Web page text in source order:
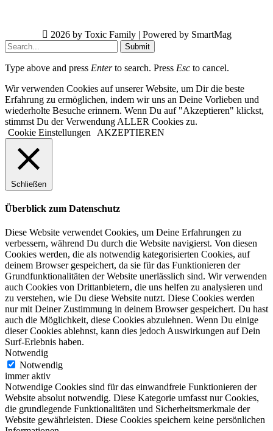
2026 by Toxic Family | Powered by SmartMag
Submit
Type above and press Enterto search. Press Esc to cancel.
Wir verwenden Cookies auf unserer Website, um Dir die beste
Erfahrung zu ermöglichen, indem wir uns an Deine Vorlieben und
wiederholte Besuche erinnern. Wenn Du auf "Akzeptieren" klickst,
stimmst Du der Verwendung ALLER Cookies zu.
Cookie Einstellungen
AKZEPTIEREN
Schließen
Überblick zum Datenschutz
Diese Website verwendet Cookies, um Deine Erfahrungen zu
verbessern, während Du durch die Website navigierst. Von diesen
Cookies werden, die als notwendig kategorisierten Cookies, auf
deinem Browser gespeichert, da sie für das Funktionieren der
Grundfunktionalitäten der Website unerlässlich sind. Wir verwenden
auch Cookies von Drittanbietern, die uns helfen zu analysieren und
zu verstehen, wie Du diese Website nutzt. Diese Cookies werden
nur mit Deiner Zustimmung in deinem Browser gespeichert. Du hast
auch die Möglichkeit, diese Cookies abzulehnen. Wenn Du einige
dieser Cookies ablehnst, kann dies jedoch Auswirkungen auf Dein
Surf-Erlebnis haben.
Notwendig
Notwendig
immer aktiv
Notwendige Cookies sind für das einwandfreie Funktionieren der
Website absolut notwendig. Diese Kategorie umfasst nur Cookies,
die grundlegende Funktionalitäten und Sicherheitsmerkmale der
Website gewährleisten. Diese Cookies speichern keine persönlichen